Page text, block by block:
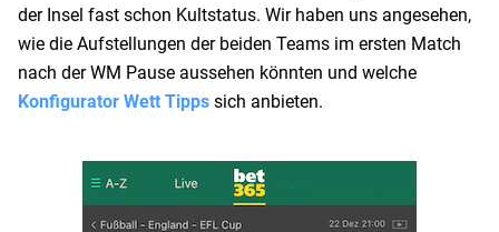
der Insel fast schon Kultstatus. Wir haben uns angesehen,
wie die Aufstellungen der beiden Teams im ersten Match
nach der WM Pause aussehen könnten und welche
Konfigurator Wett Tipps sich anbieten.